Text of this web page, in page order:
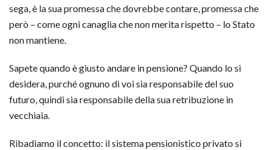
sega, è la sua promessa che dovrebbe contare, promessa che
però – come ogni canaglia che non merita rispetto – lo Stato
non mantiene.
Sapete quando è giusto andare in pensione? Quando lo si
desidera, purché ognuno di voi sia responsabile del suo
futuro, quindi sia responsabile della sua retribuzione in
vecchiaia.
Ribadiamo il concetto: il sistema pensionistico privato si